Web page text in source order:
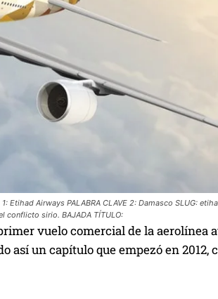
Etihad Airways PALABRA CLAVE 2: Damasco SLUG:
conflicto sirio. BAJADA TÍTULO:
vuelo comercial de la aerolínea
así un capítulo que empezó en 2012,